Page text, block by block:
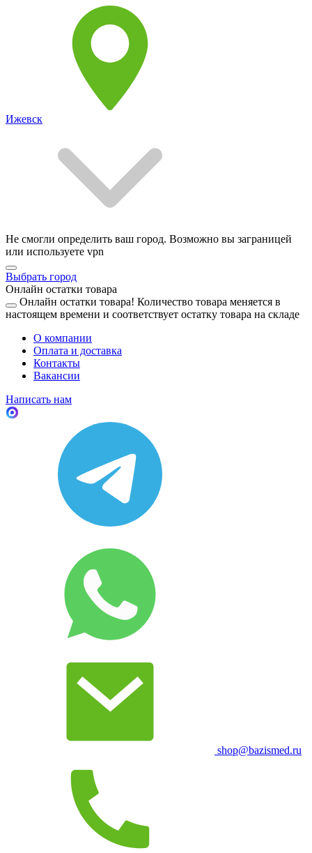
Ижевск
Не смогли определить ваш город. Возможно вы заграницей
или используете vpn
Выбрать город
Онлайн остатки товара
Онлайн остатки товара! Количество товара меняется в
настоящем времени и соответствует остатку товара на складе
О компании
Оплата и доставка
Контакты
Вакансии
Написать нам
shop@bazismed.ru